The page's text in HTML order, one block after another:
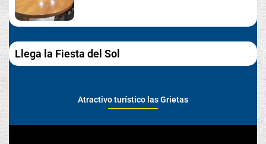
Llega la Fiesta del Sol
Atractivo turístico las Grietas